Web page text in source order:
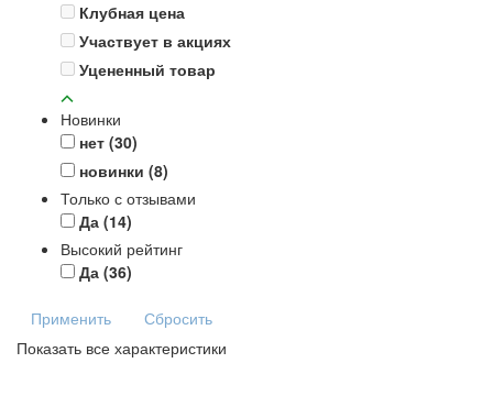
Клубная цена
Участвует в акциях
Уцененный товар
Новинки
нет (30)
новинки (8)
Только с отзывами
Да (14)
Высокий рейтинг
Да (36)
Применить
Сбросить
Показать все характеристики